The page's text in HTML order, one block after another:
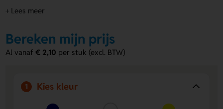
Voorzijde, Achterzijde en Bovenzijde met een logo, naam of
Voordelen van de Fridrate Koeltas
Te personaliseren met jouw ontwerp
naam of eigen ontwerp aanbrengen op de Voorzijde,
Achterzijde of Bovenzijde.
+ Lees meer
Bereken mijn prijs
Al vanaf€ 2,10 per stuk (excl. BTW)
1 Kies kleur